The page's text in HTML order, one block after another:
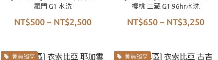
羅門 G1 水洗
NT$500 ~ NT$2,500
櫻桃 三藏 G1 96hr水洗
NT$650 ~ NT$3,250
會員獨享 會員獨享